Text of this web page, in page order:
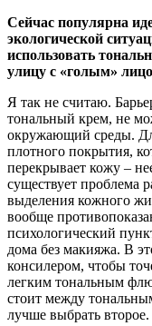
Сейчас популярна
экологической
использовать
улицу с «голым»
Я так не считаю.
тональный крем, не
окружающий среды.
плотного покрытия,
перекрывает кожу –
существует проблема
выделения кожного
вообще
психологический
дома без макияжа. В
консилером, чтобы
легким тональным
стоит между
лучше выбрать второе.